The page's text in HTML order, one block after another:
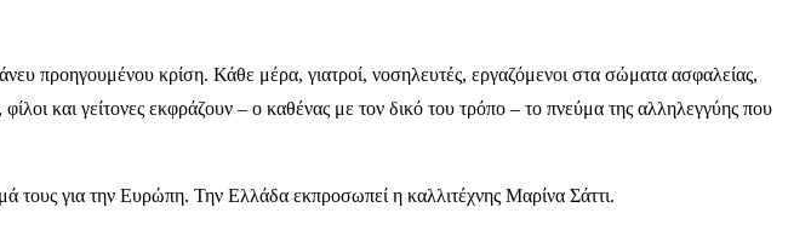
προηγουμένου κρίση. Κάθε μέρα, γιατροί, νοσηλευτές, εργαζόμενοι στα σώματα ασφαλείας,
και γείτονες εκφράζουν – ο καθένας με τον δικό του τρόπο – το πνεύμα της αλληλεγγύης που
τους για την Ευρώπη. Την Ελλάδα εκπροσωπεί η καλλιτέχνης Μαρίνα Σάττι.